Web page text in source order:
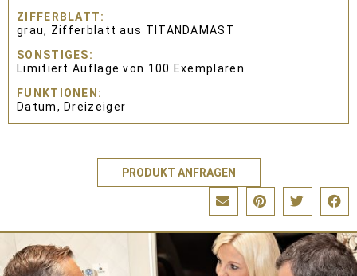
ZIFFERBLATT
grau, Zifferblatt aus TITANDAMAST
SONSTIGES
Limitiert Auflage von 100 Exemplaren
FUNKTIONEN
Datum, Dreizeiger
PRODUKT ANFRAGEN